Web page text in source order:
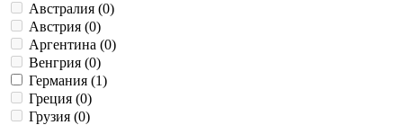
Австралия (0)
Австрия (0)
Аргентина (0)
Венгрия (0)
Германия (1)
Греция (0)
Грузия (0)